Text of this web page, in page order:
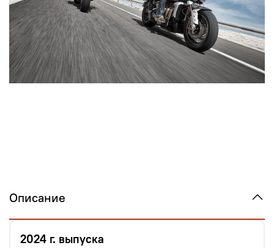
Описание
2024 г. выпуска